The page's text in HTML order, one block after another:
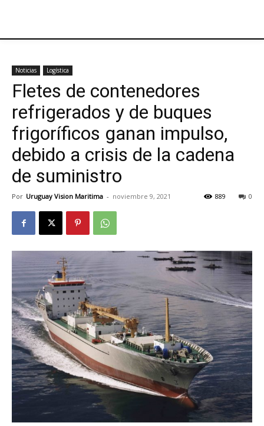
Noticias Logística
Fletes de contenedores
refrigerados y de buques
frigoríficos ganan impulso,
debido a crisis de la cadena
de suministro
Por Uruguay Vision Maritima - noviembre 9, 2021 0
889